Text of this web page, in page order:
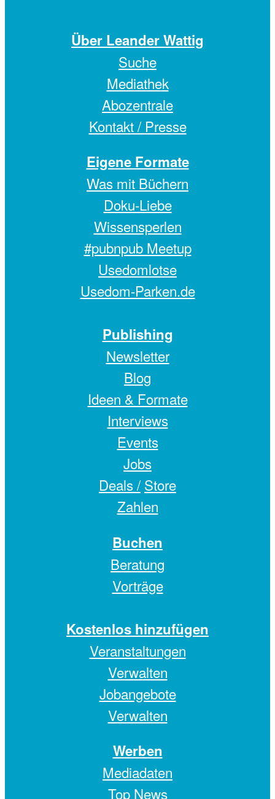
Über Leander Wattig
Suche
Mediathek
Abozentrale
Kontakt / Presse
Eigene Formate
Was mit Büchern
Doku-Liebe
Wissensperlen
#pubnpub Meetup
Usedomlotse
Usedom-Parken.de
Publishing
Newsletter
Blog
Ideen & Formate
Interviews
Events
Jobs
Deals / Store
Zahlen
Buchen
Beratung
Vorträge
Kostenlos hinzufügen
Veranstaltungen
Verwalten
Jobangebote
Verwalten
Werben
Mediadaten
Top News